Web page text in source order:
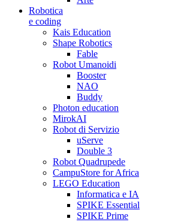
Robotica
e coding
Kais Education
Shape Robotics
Fable
Robot Umanoidi
Booster
NAO
Buddy
Photon education
MirokAI
Robot di Servizio
uServe
Double 3
Robot Quadrupede
CampuStore for Africa
LEGO Education
Informatica e IA
SPIKE Essential
SPIKE Prime